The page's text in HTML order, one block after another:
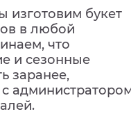
букет
в любой
что
и сезонные
заранее,
администратором